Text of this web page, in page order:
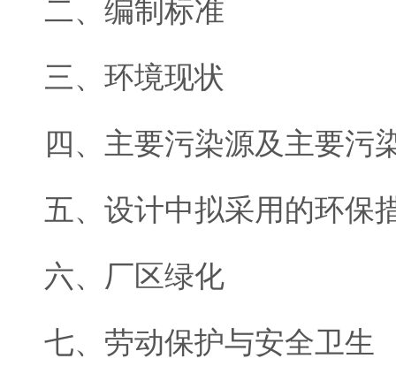
二、编制标准
三、环境现状
四、主要污染源及主要污
五、设计中拟采用的环保
六、厂区绿化
七、劳动保护与安全卫生